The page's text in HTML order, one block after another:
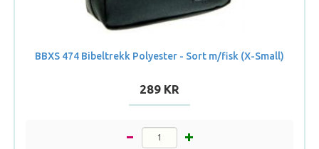
BBXS 474 Bibeltrekk Polyester - Sort m/fisk (X-Small)
289 KR